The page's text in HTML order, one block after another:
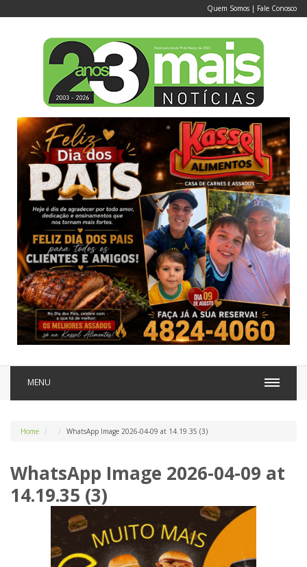
Quem Somos | Fale Conosco
MENU
Home WhatsApp Image 2026-04-09 at 14.19.35 (3)
WhatsApp Image 2026-04-09 at
14.19.35 (3)